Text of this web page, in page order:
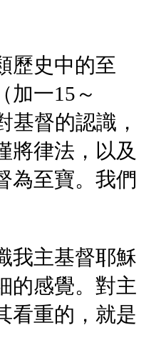
歷史中的至
加一15～
督的認識，
將律法，以及
為至寶。我們
我主基督耶穌
的感覺。對主
看重的，就是